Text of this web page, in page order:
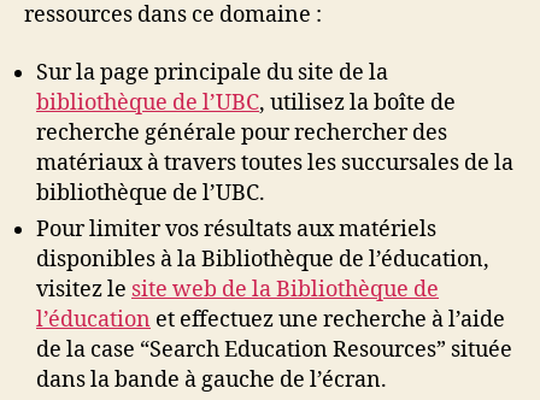
ressources dans ce domaine :
Sur la page principale du site de la
bibliothèque de l’UBC, utilisez la boîte de
recherche générale pour rechercher des
matériaux à travers toutes les succursales de la
bibliothèque de l’UBC.
Pour limiter vos résultats aux matériels
disponibles à la Bibliothèque de l’éducation,
visitez le site web de la Bibliothèque de
l’éducation et effectuez une recherche à l’aide
de la case “Search Education Resources” située
dans la bande à gauche de l’écran.